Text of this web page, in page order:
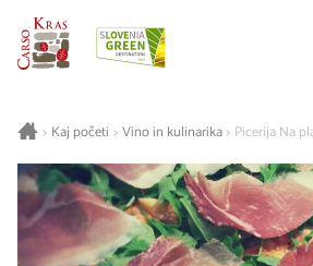
> Kaj početi > Vino in kulinarika> Picerija Na